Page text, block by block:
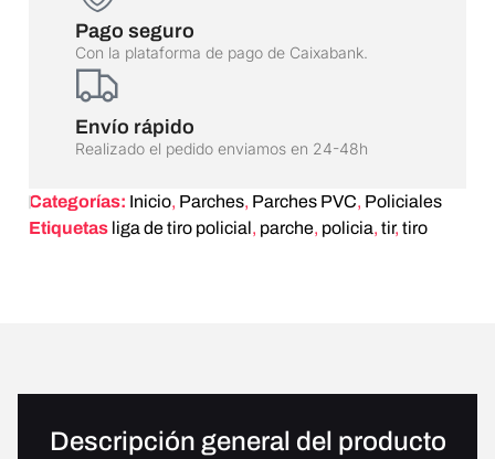
Pago seguro
Con la plataforma de pago de Caixabank.
Envío rápido
Realizado el pedido enviamos en 24-48h
Categorías: Inicio, Parches, Parches PVC, Policiales
Etiquetas liga de tiro policial, parche, policia, tir, tiro
Descripción general del producto